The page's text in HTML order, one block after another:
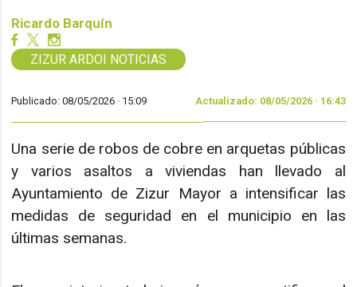
Ricardo Barquín
ZIZUR ARDOI NOTICIAS
Publicado: 08/05/2026 · 15:09 Actualizado: 08/05/2026 · 16:43
Una serie de robos de cobre en arquetas públicas
y varios asaltos a viviendas han llevado al
Ayuntamiento de Zizur Mayor a intensificar las
medidas de seguridad en el municipio en las
últimas semanas.